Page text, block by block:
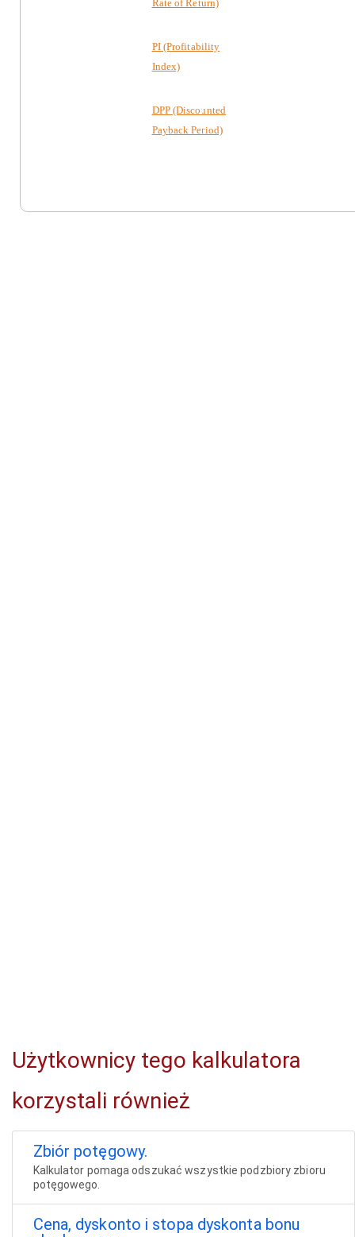
Rate of Return)
PI (Profitability
Index)
DPP (Discounted
Payback Period)
Użytkownicy tego kalkulatora
korzystali również
Zbiór potęgowy.
Kalkulator pomaga odszukać wszystkie podzbiory zbioru
potęgowego.
Cena, dyskonto i stopa dyskonta bonu